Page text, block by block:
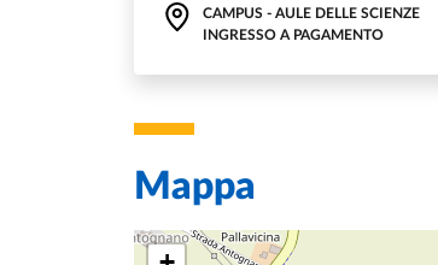
CAMPUS - AULE DELLE SCIENZE
INGRESSO A PAGAMENTO
Mappa